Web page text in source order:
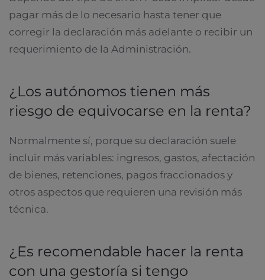
pagar más de lo necesario hasta tener que
corregir la declaración más adelante o recibir un
requerimiento de la Administración.
¿Los autónomos tienen más
riesgo de equivocarse en la renta?
Normalmente sí, porque su declaración suele
incluir más variables: ingresos, gastos, afectación
de bienes, retenciones, pagos fraccionados y
otros aspectos que requieren una revisión más
técnica.
¿Es recomendable hacer la renta
con una gestoría si tengo